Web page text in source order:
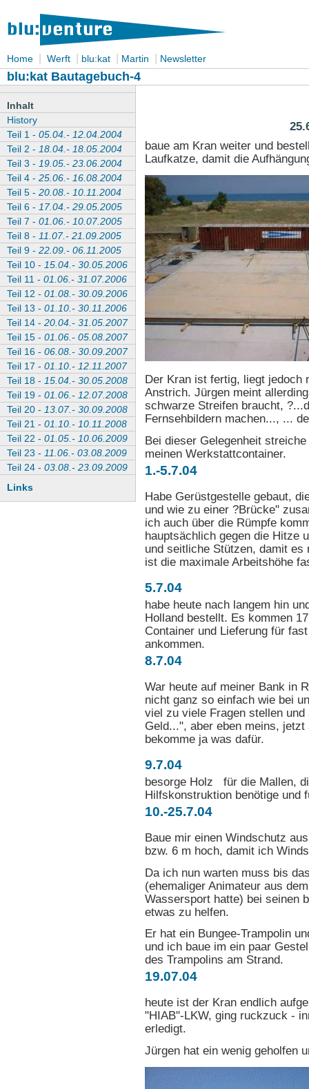
Home Werft blu:kat Martin Newsletter
blu:kat Bautagebuch-4
Inhalt
History
Teil 1 - 05.04.- 12.04.2004
Teil 2 - 18.04.- 18.05.2004
Teil 3 - 19.05.- 23.06.2004
Teil 4 - 25.06.- 16.08.2004
Teil 5 - 20.08.- 10.11.2004
Teil 6 - 17.04.- 29.05.2005
Teil 7 - 01.06.- 10.07.2005
Teil 8 - 11.07.- 21.09.2005
Teil 9 - 22.09.- 06.11.2005
Teil 10 - 15.04.- 30.05.2006
Teil 11 - 01.06.- 31.07.2006
Teil 12 - 01.08.- 30.09.2006
Teil 13 - 01.10.- 30.11.2006
Teil 14 - 20.04.- 31.05.2007
Teil 15 - 01.06.- 05.08.2007
Teil 16 - 06.08.- 30.09.2007
Teil 17 - 01.10.- 12.11.2007
Teil 18 - 15.04.- 30.05.2008
Teil 19 - 01.06.- 12.07.2008
Teil 20 - 13.07.- 30.09.2008
Teil 21 - 01.10.- 10.11.2008
Teil 22 - 01.05.- 10.06.2009
Teil 23 - 11.06.- 03.08.2009
Teil 24 - 03.08.- 23.09.2009
Links
baue am Kran weiter und
Laufkatze, damit die
Der Kran ist fertig, liegt jedoch
Anstrich. Jürgen meint
schwarze Streifen braucht,
Fernsehbildern machen..., ...
Bei dieser Gelegenheit
meinen Werkstattcontainer.
1.-5.7.04
Habe Gerüstgestelle gebaut,
und wie zu einer ?Brücke"
ich auch über die Rümpfe
hauptsächlich gegen die Hitze
und seitliche Stützen, damit es
ist die maximale Arbeitshöhe
5.7.04
habe heute nach langem hin
Holland bestellt. Es kommen
Container und Lieferung für
ankommen.
8.7.04
War heute auf meiner Bank in
nicht ganz so einfach wie bei
viel zu viele Fragen stellen
Geld...", aber eben meins,
bekomme ja was dafür.
9.7.04
besorge Holz für die Mallen,
Hilfskonstruktion benötige und
10.-25.7.04
Baue mir einen Windschutz
bzw. 6 m hoch, damit ich
Da ich nun warten muss bis
(ehemaliger Animateur aus
Wassersport hatte) bei seinen
etwas zu helfen.
Er hat ein Bungee-Trampolin
und ich baue im ein paar
des Trampolins am Strand.
19.07.04
heute ist der Kran endlich
"HIAB"-LKW, ging ruckzuck -
erledigt.
Jürgen hat ein wenig geholfen